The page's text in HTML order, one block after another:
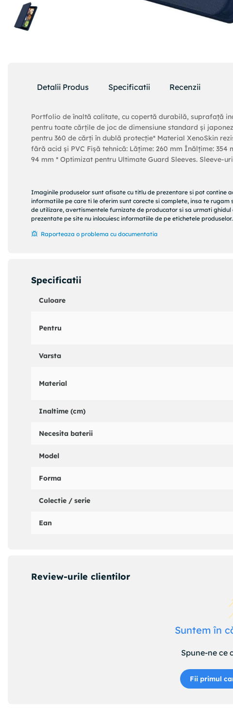
Detalii Produs Specificatii Recenzii
Portfolio de înaltă calitate, cu copertă durabilă, suprafață
pentru toate cărțile de joc de dimensiune standard și
pentru 360 de cărți în dublă protecție* Material XenoSkin
fără acid și PVC Fișă tehnică: Lățime: 260 mm Înălțime:
94 mm * Optimizat pentru Ultimate Guard Sleeves.
Imaginile produselor sunt afisate cu titlu de prezentare si pot contine
informatiile pe care ti le oferim sunt corecte si complete, insa te
de utilizare, avertismentele furnizate de producator si sa urmati
prezentate pe site nu inlocuiesc informatiile de pe etichetele
Raporteaza o problema cu documentatia
Specificatii
Culoare
Pentru
Varsta
Material
Inaltime (cm)
Necesita baterii
Model
Forma
Colectie / serie
Ean
Review-urile clientilor
Suntem în
Spune-ne ce
Fii primul